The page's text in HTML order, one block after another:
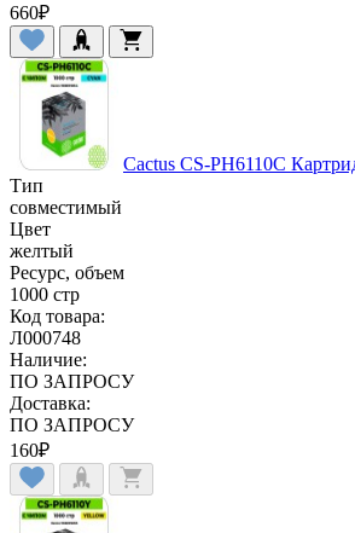
660₽
Cactus CS-PH6110C
Тип
совместимый
Цвет
желтый
Ресурс, объем
1000 стр
Код товара:
Л000748
Наличие:
ПО ЗАПРОСУ
Доставка:
ПО ЗАПРОСУ
160₽